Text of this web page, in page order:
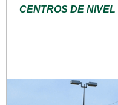
CENTROS DE